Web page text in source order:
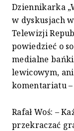
Dziennikarka
w dyskusjach
Telewizji
powiedzieć o
medialne
lewicowym,
komentariatu –
Rafał Woś: –
przekraczać